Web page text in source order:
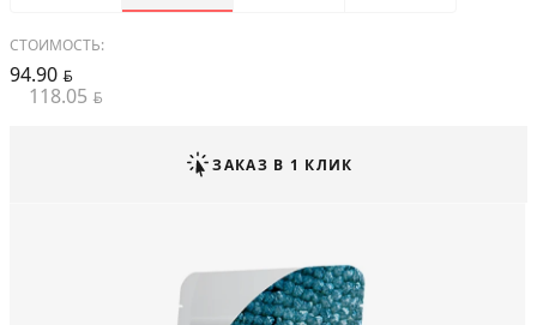
СТОИМОСТЬ:
94.90 BYN
118.05 BYN
ЗАКАЗ В 1 КЛИК